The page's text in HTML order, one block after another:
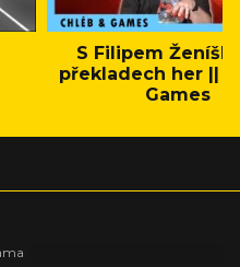
S Filipem
překladech her ||
Games